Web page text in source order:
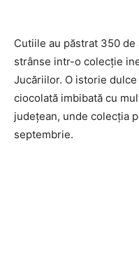
Cutiile au păstrat 350
strânse intr-o colecție
Jucăriilor. O istorie
ciocolată imbibată cu
județean, unde colecția
septembrie.